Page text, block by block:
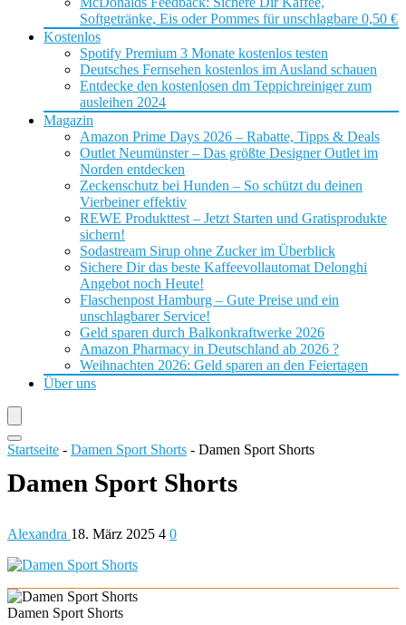
Softgetränke, Eis oder Pommes für unschlagbare 0,50 €
Kostenlos
Spotify Premium 3 Monate kostenlos testen
Deutsches Fernsehen kostenlos im Ausland schauen
Entdecke den kostenlosen dm Teppichreiniger zum
ausleihen 2024
Magazin
Amazon Prime Days 2026 – Rabatte, Tipps & Deals
Outlet Neumünster – Das größte Designer Outlet im
Norden entdecken
Zeckenschutz bei Hunden – So schützt du deinen
Vierbeiner effektiv
REWE Produkttest – Jetzt Starten und Gratisprodukte
sichern!
Sodastream Sirup ohne Zucker im Überblick
Sichere Dir das beste Kaffeevollautomat Delonghi
Angebot noch Heute!
Flaschenpost Hamburg – Gute Preise und ein
unschlagbarer Service!
Geld sparen durch Balkonkraftwerke 2026
Amazon Pharmacy in Deutschland ab 2026 ?
Weihnachten 2026: Geld sparen an den Feiertagen
Über uns
Startseite - Damen Sport Shorts - Damen Sport Shorts
Damen Sport Shorts
Alexandra 18. März 2025 4 0
Damen Sport Shorts